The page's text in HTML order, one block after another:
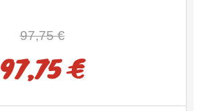
97,75 €
97,75 €